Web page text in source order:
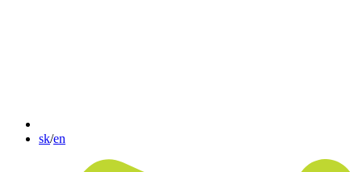
sk/en